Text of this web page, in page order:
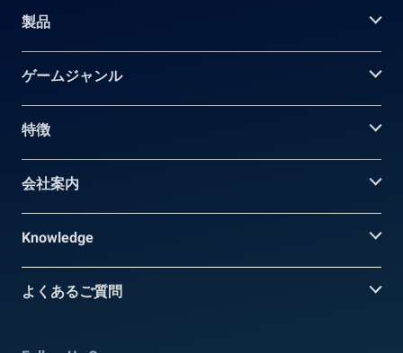
製品
ゲームジャンル
特徴
会社案内
Knowledge
よくあるご質問